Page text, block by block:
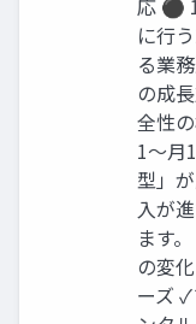
に行
る業
の成
全性
1〜月
型」
入が
ます
の変
ーズ